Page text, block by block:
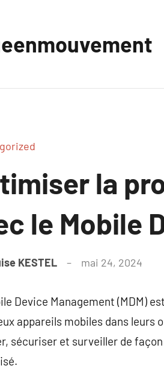
la
le Mobile
KESTEL mai 24, 2024
Device Management (MDM)
appareils mobiles dans leurs
sécuriser et surveiller de